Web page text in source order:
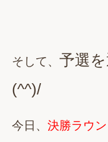
そして、 予選
(^^)/
今日、 決勝ラウ